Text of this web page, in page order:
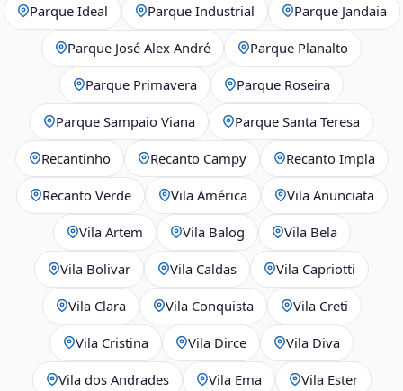
Parque Ideal Parque Industrial Parque Jandaia
Parque José Alex André Parque Planalto
Parque Primavera Parque Roseira
Parque Sampaio Viana Parque Santa Teresa
Recantinho Recanto Campy Recanto Impla
Recanto Verde Vila América Vila Anunciata
Vila Artem Vila Balog Vila Bela
Vila Bolivar Vila Caldas Vila Capriotti
Vila Clara Vila Conquista Vila Creti
Vila Cristina Vila Dirce Vila Diva
Vila dos Andrades Vila Ema Vila Ester